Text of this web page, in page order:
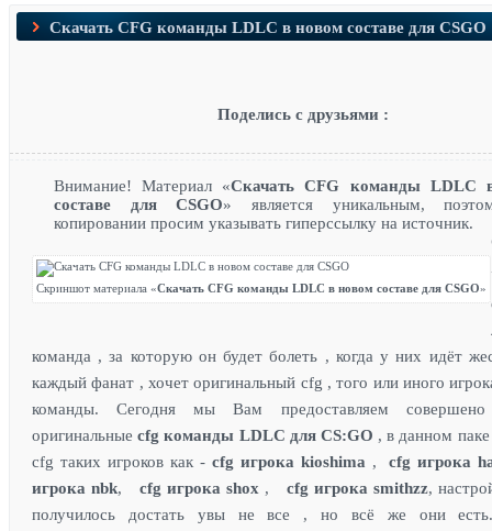
Скачать CFG команды LDLC в новом составе для CSGO
Поделись с друзьями :
Внимание! Материал «Скачать CFG команды LDLC
составе для CSGO» является уникальным,
копировании просим указывать гиперссылку на источник.
Скриншот материала «Скачать CFG команды LDLC в новом составе для CSGO»
команда , за которую он будет болеть , когда у них идёт
каждый фанат , хочет оригинальный cfg , того или иного
команды. Сегодня мы Вам предоставляем
оригинальныеcfg команды LDLC для CS:GO , в данном
cfg таких игроков как - cfg игрока kioshima , cfg игрока
игрокаnbk, cfg игрока shox , cfg игрока smithzz,
получилось достать увы не все , но всё же они